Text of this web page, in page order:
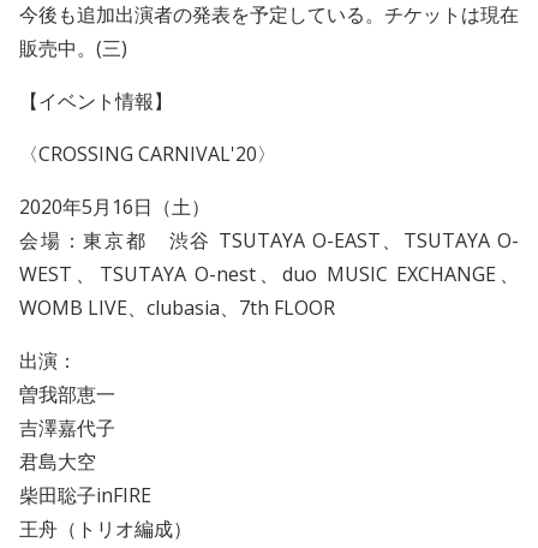
今後も追加出演者の発表を予定している。チケットは現在
販売中。(三)
【イベント情報】
〈CROSSING CARNIVAL'20〉
2020年5月16日（土）
会場：東京都 渋谷 TSUTAYA O-EAST、TSUTAYA O-
WEST、TSUTAYA O-nest、duo MUSIC EXCHANGE、
WOMB LIVE、clubasia、7th FLOOR
出演：
曽我部恵一
吉澤嘉代子
君島大空
柴田聡子inFIRE
王舟（トリオ編成）